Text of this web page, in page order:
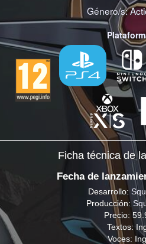
Género/s:
Ficha técnica de
Fecha de
Desarrollo:
Producción:
Precio:
Textos:
Voces: